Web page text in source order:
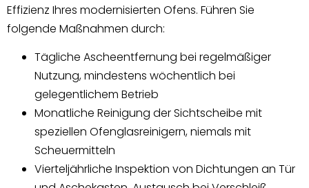
Effizienz Ihres modernisierten Ofens. Führen Sie
folgende Maßnahmen durch:
Tägliche Ascheentfernung bei regelmäßiger
Nutzung, mindestens wöchentlich bei
gelegentlichem Betrieb
Monatliche Reinigung der Sichtscheibe mit
speziellen Ofenglasreinigern, niemals mit
Scheuermitteln
Vierteljährliche Inspektion von Dichtungen an Tür